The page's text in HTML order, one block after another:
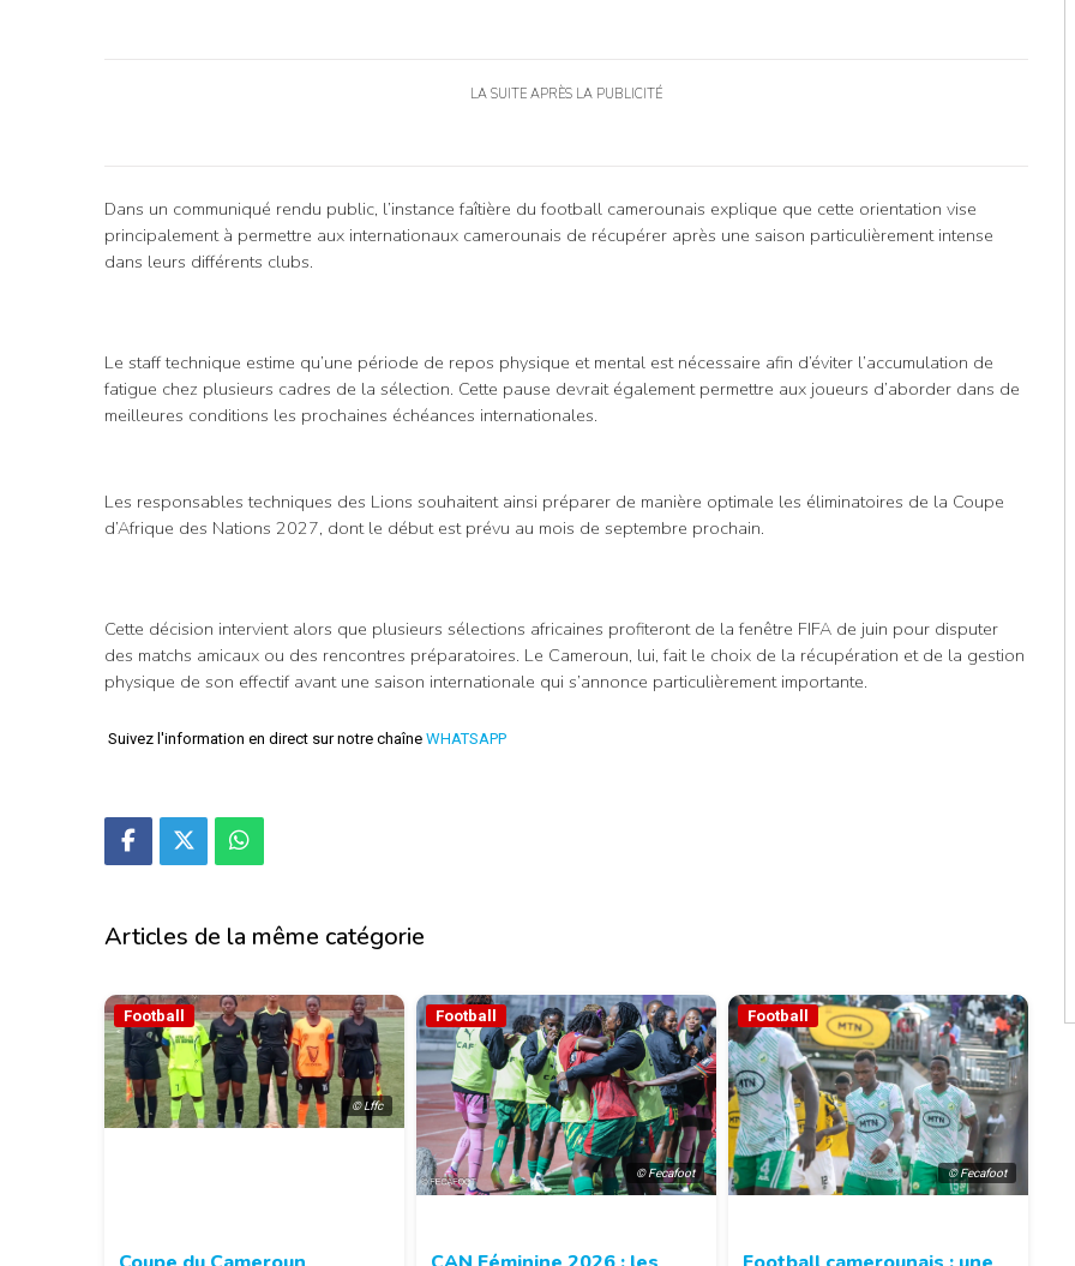
LA SUITE APRÈS LA PUBLICITÉ
Dans un communiqué rendu public, l’instance faîtière du football camerounais explique que cette orientation vise
principalement à permettre aux internationaux camerounais de récupérer après une saison particulièrement intense
dans leurs différents clubs.
Le staff technique estime qu’une période de repos physique et mental est nécessaire afin d’éviter l’accumulation de
fatigue chez plusieurs cadres de la sélection. Cette pause devrait également permettre aux joueurs d’aborder dans de
meilleures conditions les prochaines échéances internationales.
Les responsables techniques des Lions souhaitent ainsi préparer de manière optimale les éliminatoires de la Coupe
d’Afrique des Nations 2027, dont le début est prévu au mois de septembre prochain.
Cette décision intervient alors que plusieurs sélections africaines profiteront de la fenêtre FIFA de juin pour disputer
des matchs amicaux ou des rencontres préparatoires. Le Cameroun, lui, fait le choix de la récupération et de la gestion
physique de son effectif avant une saison internationale qui s’annonce particulièrement importante.
Suivez l'information en direct sur notre chaîne WHATSAPP
Articles de la même catégorie
© Lffc
Football
© Fecafoot
Football
© Fecafoot
Football